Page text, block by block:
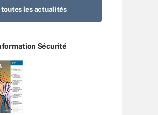
toutes les actualités
Sécurité